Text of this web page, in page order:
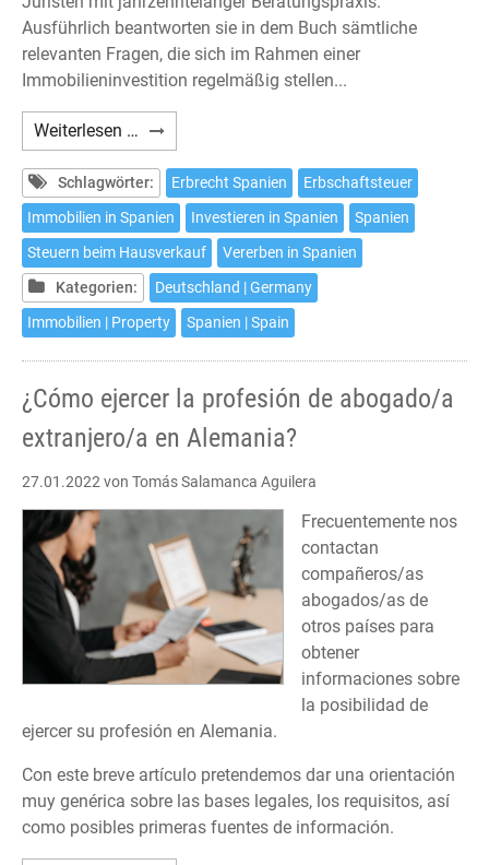
Ausführlich beantworten sie in dem Buch sämtliche
relevanten Fragen, die sich im Rahmen einer
Immobilieninvestition regelmäßig stellen...
Weiterlesen … Carballo/Hoffmann/Jarfe:
Immobilien
in
Spanien
–
Neunte
Auflage
Schlagwörter: Erbrecht Spanien
Erbschaftsteuer
Immobilien in Spanien
Investieren in Spanien
Spanien
Steuern beim Hausverkauf
Vererben in Spanien
Kategorien:
Deutschland | Germany
Immobilien | Property
Spanien | Spain
¿Cómo ejercer la profesión de abogado/a
extranjero/a en Alemania?
27.01.2022von Tomás Salamanca Aguilera
Frecuentemente nos
contactan
compañeros/as
abogados/as de
otros países para
obtener
informaciones sobre
la posibilidad de
ejercer su profesión en Alemania.
Con este breve artículo pretendemos dar una orientación
muy genérica sobre las bases legales, los requisitos, así
como posibles primeras fuentes de información.